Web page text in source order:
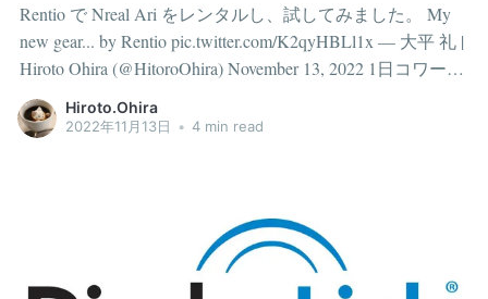
Rentio で Nreal Ari をレンタルし、試してみました。 My
new gear... by Rentio pic.twitter.com/K2qyHBLl1x — 大平 礼 |
Hiroto Ohira (@HitoroOhira) November 13, 2022 1日コワーキ
ングスペースで利用してみたので、その感想を書きま
す。 自分が期待すること自分がディスプレイの代替とし
築です。私はシングルモニタよりもマルチモニタ環境を
好みます。自宅ではトリプルモニタで仕事をしているた
め、できれば3画面あるとベストです。Nreal Air は2022年
Hiroto.Ohira
2022年11月13日 • 4 min read